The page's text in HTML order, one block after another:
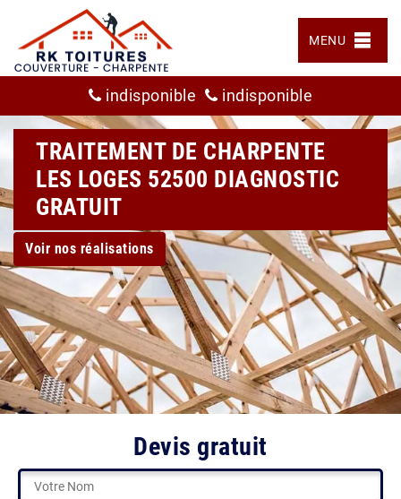
MENU
indisponible indisponible
TRAITEMENT DE CHARPENTE
LES LOGES 52500 DIAGNOSTIC
GRATUIT
Voir nos réalisations
Devis gratuit